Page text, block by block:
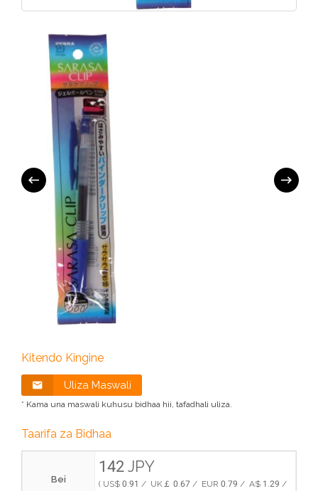
Kitendo Kingine
Uliza Maswali
* Kama una maswali kuhusu bidhaa hii, tafadhali uliza.
Taarifa za Bidhaa
Bei
142 JPY
( US$ 0.91 / UK￡ 0.67 / EUR 0.79 / A$ 1.29 /